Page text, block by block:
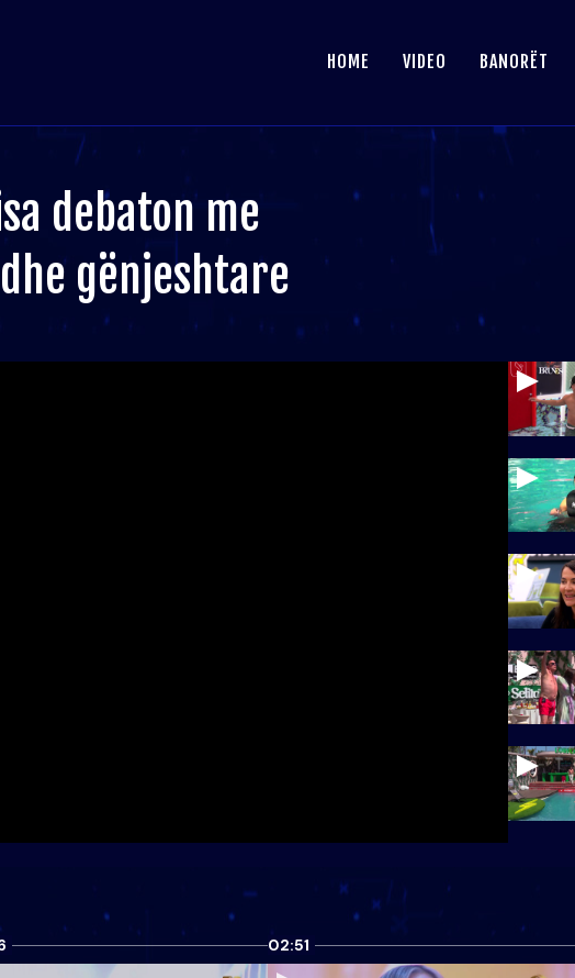
HOME VIDEO BANORËT
debaton me
gënjeshtare
02:51